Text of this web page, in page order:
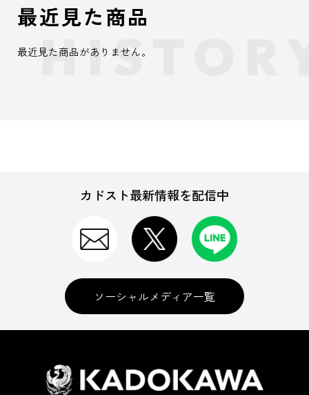
最近見た商品
最近見た商品がありません。
カドスト最新情報を配信中
ソーシャルメディア一覧